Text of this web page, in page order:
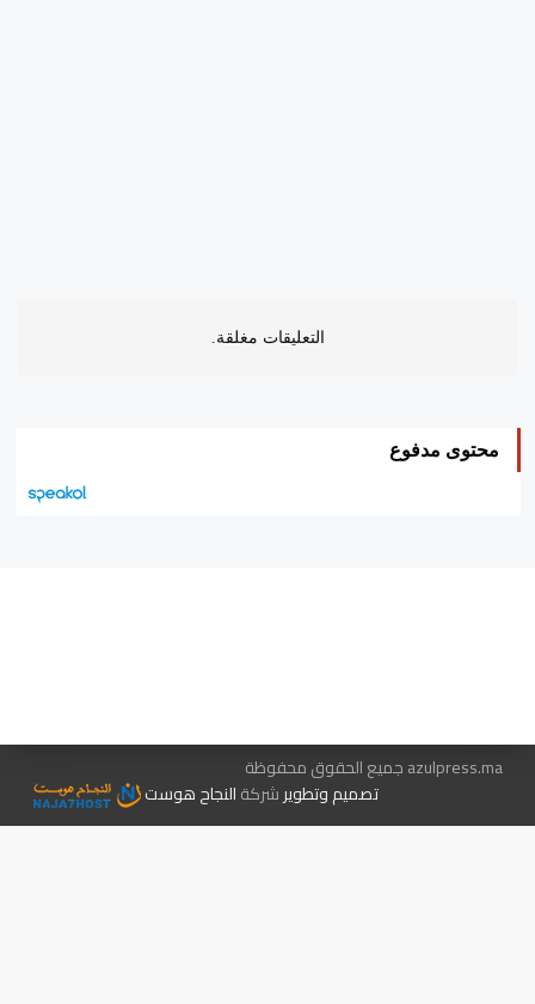
التعليقات مغلقة.
محتوى مدفوع
azulpress.ma جميع الحقوق محفوظة
تصميم وتطويرشركةالنجاح هوست